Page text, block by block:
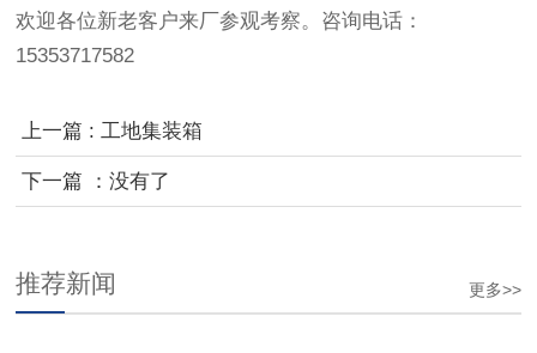
欢迎各位新老客户来厂参观考察。咨询电话：
15353717582
上一篇 : 工地集装箱
下一篇 ：没有了
更多>>
推荐新闻